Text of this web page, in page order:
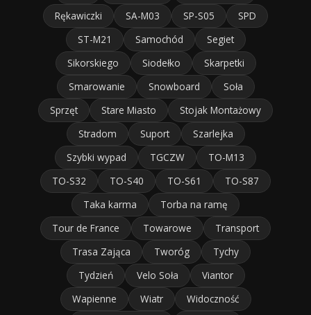
Rękawiczki
SA-M03 SP-S05
SPD
ST-M21
Samochód
Segiet
Sikorskiego
Siodełko
Skarpetki
Smarowanie
Snowboard
Soła
Sprzęt
Stare Miasto
Stojak Montażowy
Stradom
Suport
Szarlejka
Szybki wypad
TGCZW
TO-M13
TO-S32
TO-S40 TO-S61
TO-S87
Taka karma
Torba na ramę
Tour de France
Towarowe
Transport
Trasa Zająca
Tworóg
Tychy
Tydzień
Velo Soła
Viantor
Wapienne
Wiatr
Widoczność